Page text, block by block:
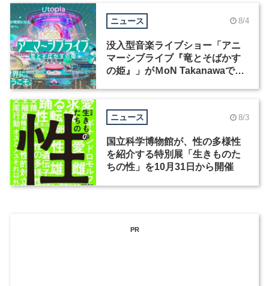
ニュース 8/4
没入型音楽ライブショー「アニ
マーシブライブ『竜とそばかす
の姫』」がＭoN Takanawaで開
ニュース 8/3
国立科学博物館が、性の多様性
を紹介する特別展「生きものた
ちの性」を10月31日から開催
PR